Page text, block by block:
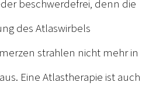
beschwerdefrei, denn die
des Atlaswirbels
strahlen nicht mehr in
Eine Atlastherapie ist auch